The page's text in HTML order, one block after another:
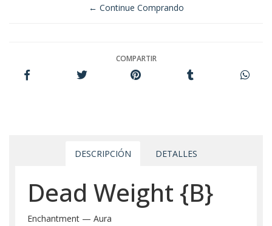
← Continue Comprando
COMPARTIR
DESCRIPCIÓN DETALLES
Dead Weight {B}
Enchantment — Aura